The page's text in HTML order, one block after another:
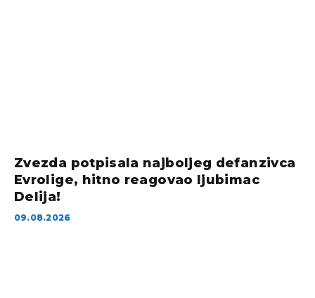
Zvezda potpisala najboljeg defanzivca
Evrolige, hitno reagovao ljubimac
Delija!
09.08.2026